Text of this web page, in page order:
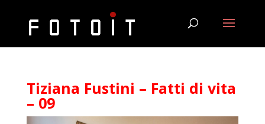
Tiziana Fustini – Fatti di vita
– 09